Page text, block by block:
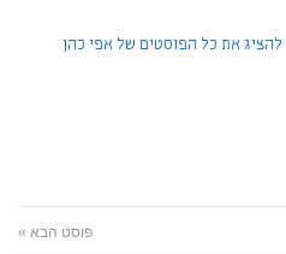
להציג את כל הפוסטים של אפי כהן
פוסט הבא »